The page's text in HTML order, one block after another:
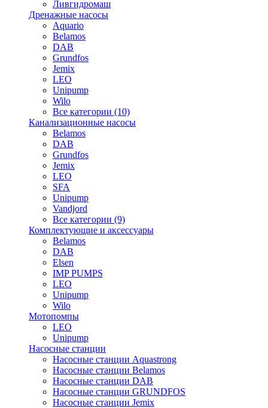
Ливгидромаш
Дренажные насосы
Aquario
Belamos
DAB
Grundfos
Jemix
LEO
Unipump
Wilo
Все категории (10)
Канализационные насосы
Belamos
DAB
Grundfos
Jemix
LEO
SFA
Unipump
Vandjord
Все категории (9)
Комплектующие и аксессуары
Belamos
DAB
Elsen
IMP PUMPS
LEO
Unipump
Wilo
Мотопомпы
LEO
Unipump
Насосные станции
Насосные станции Aquastrong
Насосные станции Belamos
Насосные станции DAB
Насосные станции GRUNDFOS
Насосные станции Jemix